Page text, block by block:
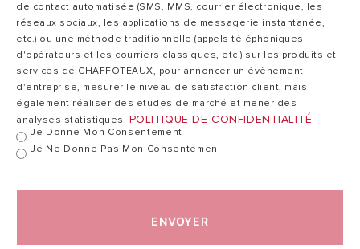
POMPE À
CHALEUR
de contact automatisée (SMS, MMS, courrier électronique, les
réseaux sociaux, les applications de messagerie instantanée,
etc.) ou une méthode traditionnelle (appels téléphoniques
d'opérateurs et les courriers classiques, etc.) sur les produits et
services de CHAFFOTEAUX, pour annoncer un évènement
d'entreprise, mesurer le niveau de satisfaction client, mais
également réaliser des études de marché et mener des
analyses statistiques. POLITIQUE DE CONFIDENTIALITÉ
Je Donne Mon Consentement
Je Ne Donne Pas Mon Consentemen
ENVOYER